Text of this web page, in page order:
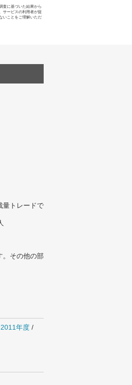
査に基づいた結果から
サービスの利用者が提
いことをご理解いただ
量トレードで
。その他の部
2011年度 /